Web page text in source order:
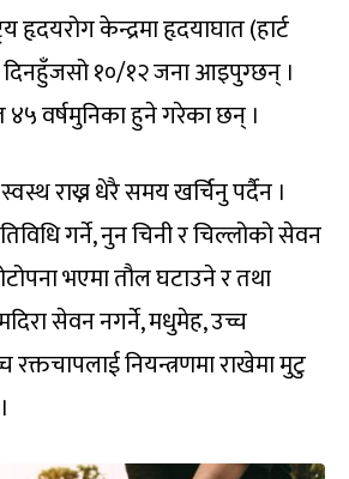
हृदयरोग केन्द्रमा हृदयाघात (हार्ट
दिनहुँजसो १०/१२ जना आइपुग्छन् ।
४५ वर्षमुनिका हुने गरेका छन् ।
राख्न धेरै समय खर्चिनु पर्दैन ।
गर्ने, नुन चिनी र चिल्लोको सेवन
भएमा तौल घटाउने र तथा
सेवन नगर्ने, मधुमेह, उच्च
नियन्त्रणमा राखेमा मुटु